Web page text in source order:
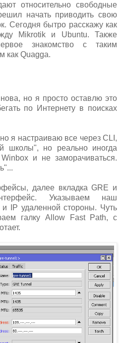
относительно свободные
начать приводить свою
Сегодня бытро расскажу как
Mikrotik и Ubuntu. Также
знакомство с таким
как Quagga.
но я просто оставлю это
по Интернету в поисках
я настраиваю все через CLI,
школы", но реально иногда
и не заморачиваться.
далее вкладка GRE и
Указываем наш
IP удаленной стороны. Чуть
галку Allow Fast Path, с